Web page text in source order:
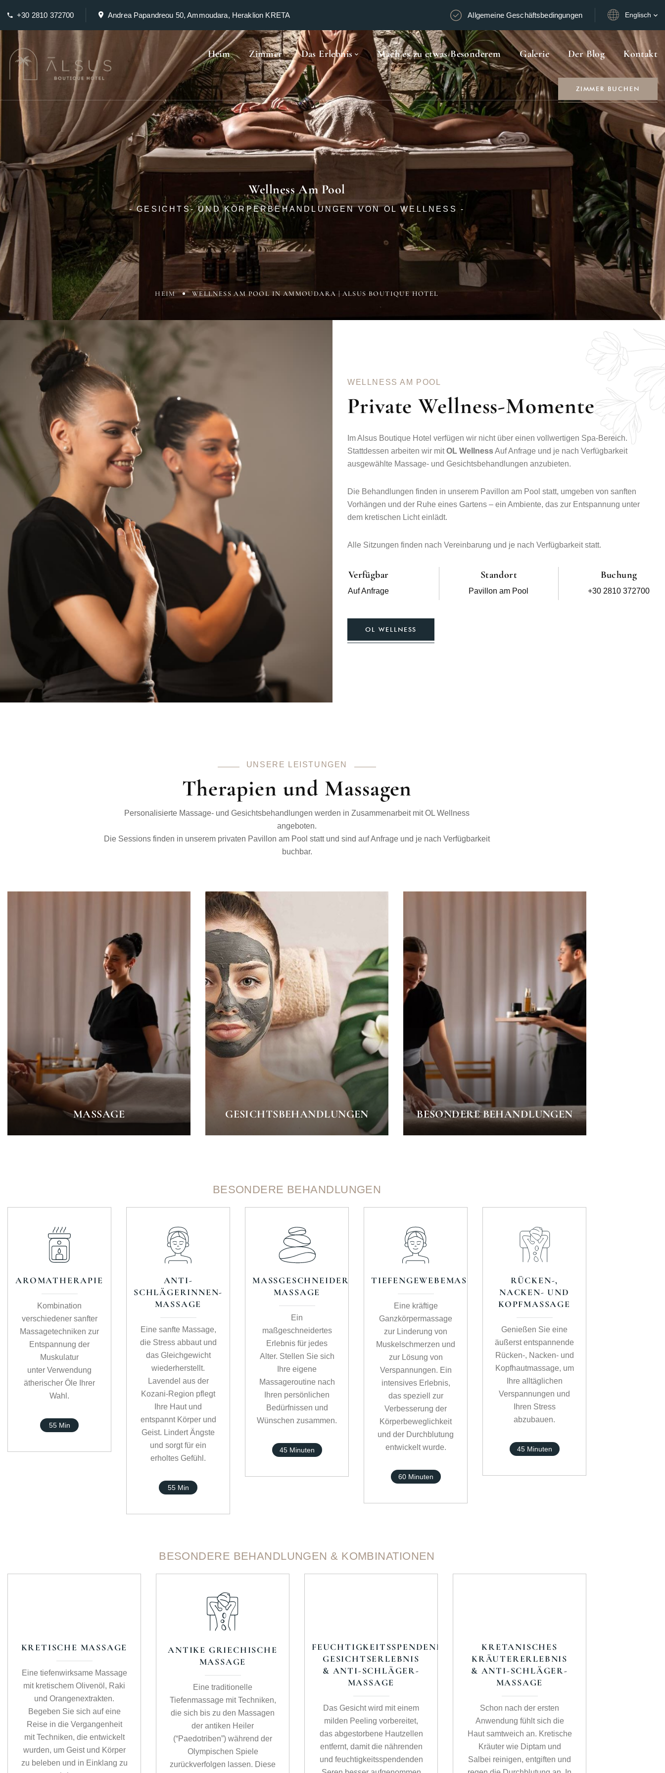
+30 2810 372700 Andrea Papandreou 50, Ammoudara, Heraklion KRETA Allgemeine Geschäftsbedingungen Englisch
Heim Zimmer Das Erlebnis Mach es zu etwas Besonderem Galerie Der Blog Kontakt
ZIMMER BUCHEN
Wellness Am Pool
- GESICHTS- UND KÖRPERBEHANDLUNGEN VON OL WELLNESS -
HEIM WELLNESS AM POOL IN AMMOUDARA | ALSUS BOUTIQUE HOTEL
WELLNESS AM POOL
Private Wellness-Momente
Im Alsus Boutique Hotel verfügen wir nicht über einen vollwertigen Spa-Bereich.
Stattdessen arbeiten wir mitOL WellnessAuf Anfrage und je nach Verfügbarkeit
ausgewählte Massage- und Gesichtsbehandlungen anzubieten.
Die Behandlungen finden in unserem Pavillon am Pool statt, umgeben von sanften
Vorhängen und der Ruhe eines Gartens – ein Ambiente, das zur Entspannung unter
dem kretischen Licht einlädt.
Alle Sitzungen finden nach Vereinbarung und je nach Verfügbarkeit statt.
Verfügbar
Auf Anfrage
Standort
Pavillon am Pool
Buchung
+30 2810 372700
OL WELLNESS
UNSERE LEISTUNGEN
Therapien und Massagen
Personalisierte Massage- und Gesichtsbehandlungen werden in Zusammenarbeit mit OL Wellness
angeboten.
Die Sessions finden in unserem privaten Pavillon am Pool statt und sind auf Anfrage und je nach Verfügbarkeit
buchbar.
MASSAGE GESICHTSBEHANDLUNGEN BESONDERE BEHANDLUNGEN
BESONDERE BEHANDLUNGEN
AROMATHERAPIE
Kombination
verschiedener sanfter
Massagetechniken zur
Entspannung der
Muskulatur
unter Verwendung
ätherischer Öle Ihrer
Wahl.
55 Min
ANTI-
SCHLÄGERINNEN-
MASSAGE
Eine sanfte Massage,
die Stress abbaut und
das Gleichgewicht
wiederherstellt.
Lavendel aus der
Kozani-Region pflegt
Ihre Haut und
entspannt Körper und
Geist. Lindert Ängste
und sorgt für ein
erholtes Gefühl.
55 Min
MASSGESCHNEIDERTE
MASSAGE
Ein
maßgeschneidertes
Erlebnis für jedes
Alter. Stellen Sie sich
Ihre eigene
Massageroutine nach
Ihren persönlichen
Bedürfnissen und
Wünschen zusammen.
45 Minuten
TIEFENGEWEBEMASSAGE
Eine kräftige
Ganzkörpermassage
zur Linderung von
Muskelschmerzen und
zur Lösung von
Verspannungen. Ein
intensives Erlebnis,
das speziell zur
Verbesserung der
Körperbeweglichkeit
und der Durchblutung
entwickelt wurde.
60 Minuten
RÜCKEN-,
NACKEN- UND
KOPFMASSAGE
Genießen Sie eine
äußerst entspannende
Rücken-, Nacken- und
Kopfhautmassage, um
Ihre alltäglichen
Verspannungen und
Ihren Stress
abzubauen.
45 Minuten
BESONDERE BEHANDLUNGEN & KOMBINATIONEN
KRETISCHE MASSAGE
Eine tiefenwirksame Massage
mit kretischem Olivenöl, Raki
und Orangenextrakten.
Begeben Sie sich auf eine
Reise in die Vergangenheit
mit Techniken, die entwickelt
wurden, um Geist und Körper
zu beleben und in Einklang zu
ANTIKE GRIECHISCHE
MASSAGE
Eine traditionelle
Tiefenmassage mit Techniken,
die sich bis zu den Massagen
der antiken Heiler
(“Paedotriben”) während der
Olympischen Spiele
zurückverfolgen lassen. Diese
FEUCHTIGKEITSSPENDENDES
GESICHTSERLEBNIS
& ANTI-SCHLÄGER-
MASSAGE
Das Gesicht wird mit einem
milden Peeling vorbereitet,
das abgestorbene Hautzellen
entfernt, damit die nährenden
und feuchtigkeitsspendenden
KRETANISCHES
KRÄUTERERLEBNIS
& ANTI-SCHLÄGER-
MASSAGE
Schon nach der ersten
Anwendung fühlt sich die
Haut samtweich an. Kretische
Kräuter wie Diptam und
Salbei reinigen, entgiften und